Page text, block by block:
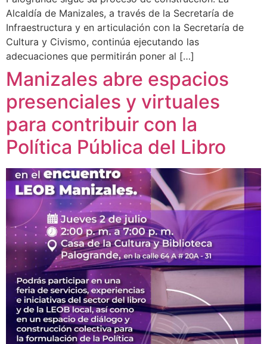
Alcaldía de Manizales, a través de la Secretaría de
Infraestructura y en articulación con la Secretaría de
Cultura y Civismo, continúa ejecutando las
adecuaciones que permitirán poner al […]
Manizales abre espacios
presenciales y virtuales
para contribuir con la
Política Pública del Libro